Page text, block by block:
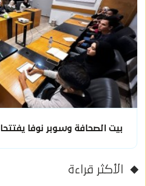
بيت الصحافة وسوبر نوفا
الأكثر قراءة